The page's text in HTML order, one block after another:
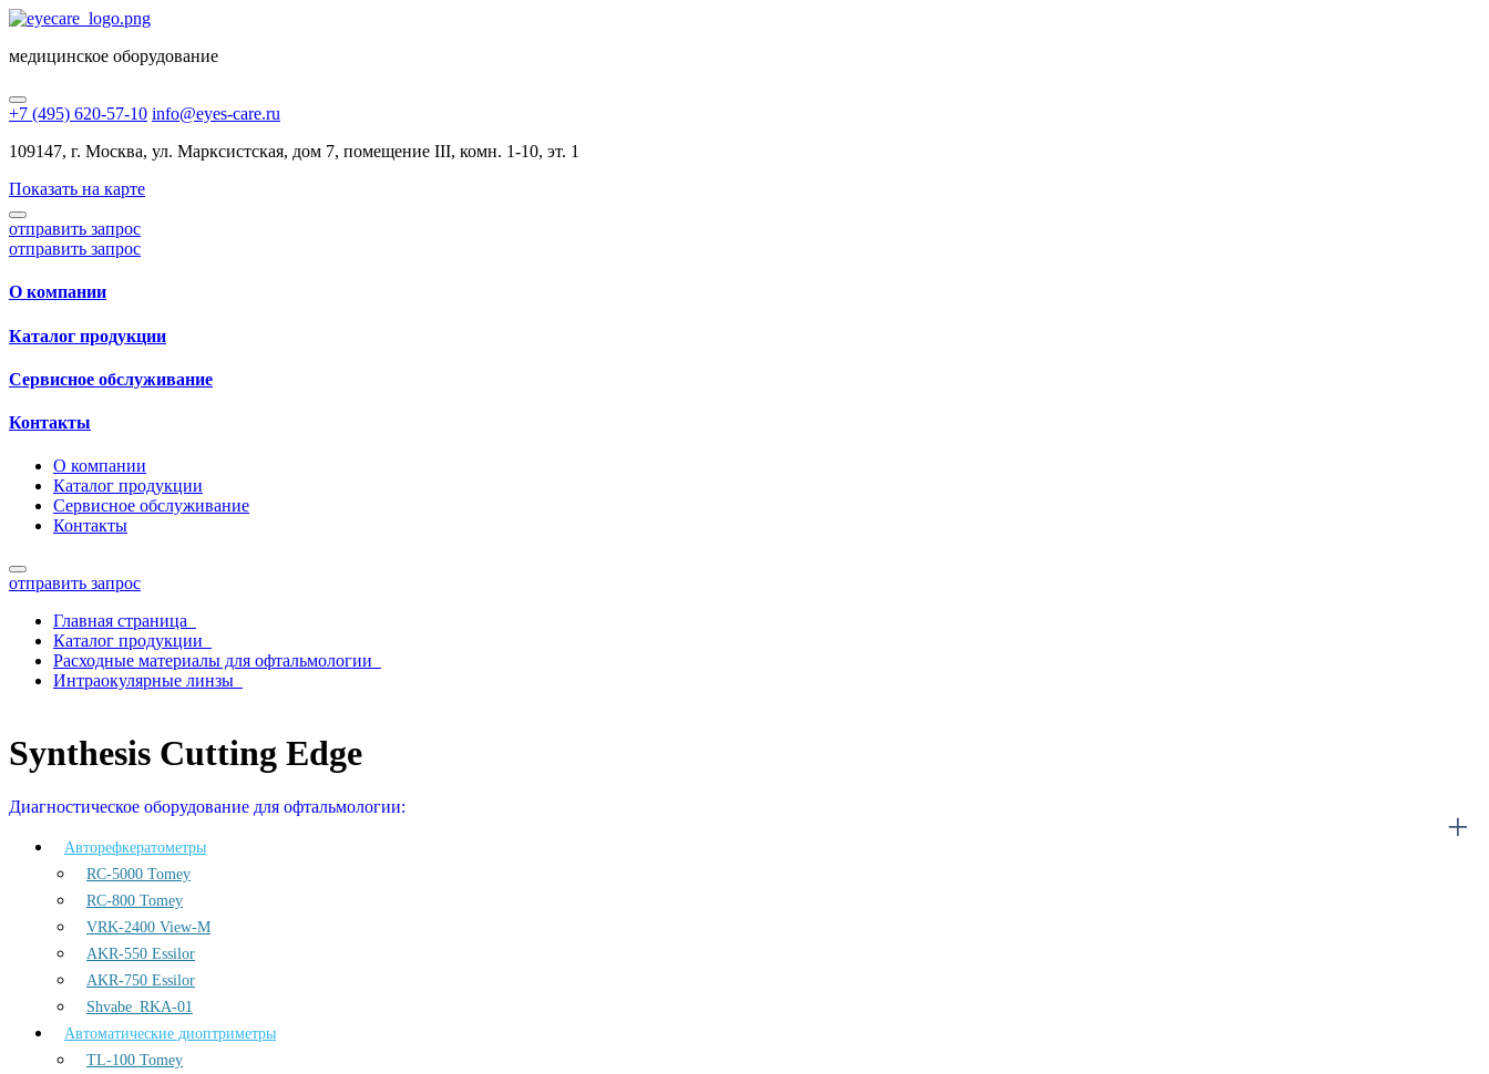
медицинское оборудование
+7 (495) 620-57-10 info@eyes-care.ru
109147, г. Москва, ул. Марксистская, дом 7, помещение III, комн. 1-10, эт. 1
Показать на карте
отправить запрос
отправить запрос
О компании
Каталог продукции
Сервисное обслуживание
Контакты
О компании
Каталог продукции
Сервисное обслуживание
Контакты
отправить запрос
Главная страница
Каталог продукции
Расходные материалы для офтальмологии
Интраокулярные линзы
Synthesis Cutting Edge
Диагностическое оборудование для офтальмологии:
Авторефкератометры
RC-5000 Tomey
RC-800 Tomey
VRK-2400 View-M
AKR-550 Essilor
AKR-750 Essilor
Shvabe_RKA-01
Автоматические диоптриметры
TL-100 Tomey